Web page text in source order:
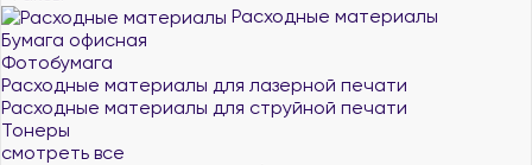
Расходные материалы
Бумага офисная
Фотобумага
Расходные материалы для лазерной печати
Расходные материалы для струйной печати
Тонеры
смотреть все